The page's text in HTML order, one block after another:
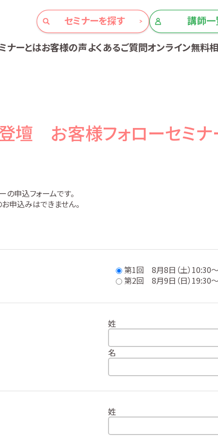
セミナーを探す 講師一
ナーとはお客様の声よくあるご質問オンライン無料
壇 お客様フォローセミ
申込フォームです。
申込みはできません。
第1回 8月8日（土）10:30
第2回 8月9日（日）19:30
姓
名
姓